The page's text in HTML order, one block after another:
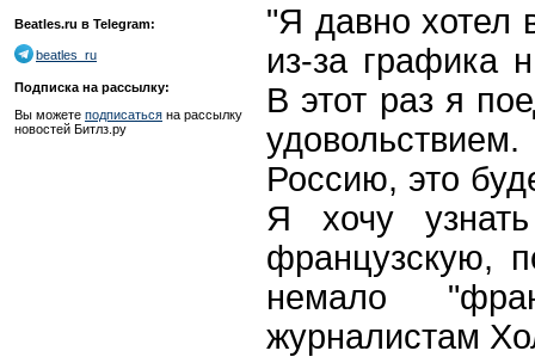
Beatles.ru в Telegram:
beatles_ru
Подписка на рассылку:
Вы можете подписаться на рассылку
новостей Битлз.ру
"Я давно хотел
из-за графика
В этот раз я
Россию, это
Я хочу
французскую,
немало
журналистам